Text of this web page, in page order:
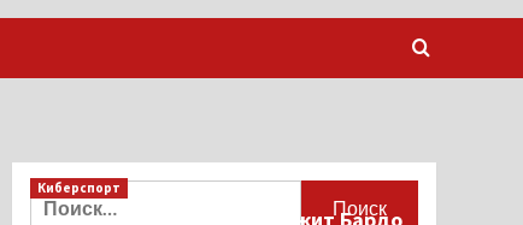
Найти:
Киберспорт